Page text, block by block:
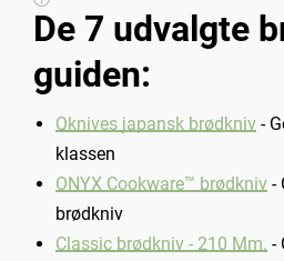
De 7 udvalgte
guiden:
Qknives japansk brødkniv -
klassen
ONYX Cookware™ brødkniv -
brødkniv
Classic brødkniv - 210 Mm. -